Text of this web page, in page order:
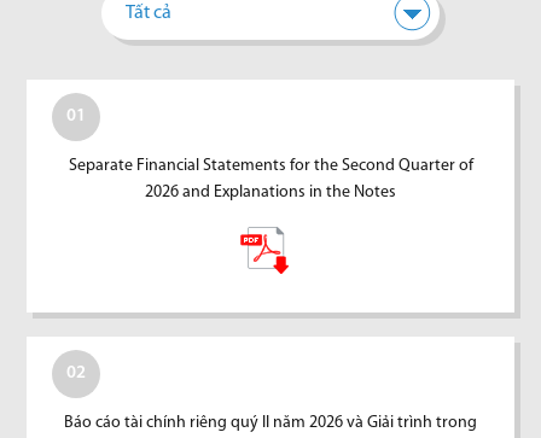
Tất cả
01
Separate Financial Statements for the Second Quarter of
2026 and Explanations in the Notes
02
Báo cáo tài chính riêng quý II năm 2026 và Giải trình trong